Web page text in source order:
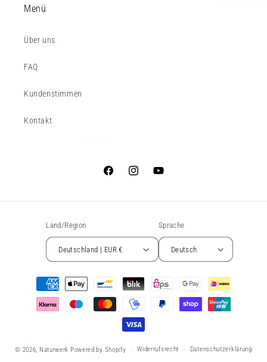
Menü
Über uns
FAQ
Kundenstimmen
Kontakt
FacebookInstagramYouTube
Land/Region
Deutschland | EUR €
Sprache
Deutsch
Zahlungsmethoden
© 2026, Naturwerk Powered by Shopify Widerrufsrecht Datenschutzerklärung